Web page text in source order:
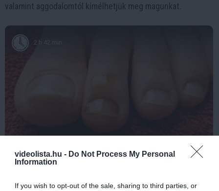
videolista.hu - Do Not Process My Personal
Information
If you wish to opt-out of the sale, sharing to third parties, or
valamint aggodalomtól kímélhetjük meg magunkat.
2 h 42 min
Fungus Is A Parasite, And It Dies From A Drop Of
Plain...